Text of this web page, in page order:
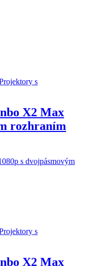
s
X2 Max
rozhraním
s dvojpásmovým
s
X2 Max